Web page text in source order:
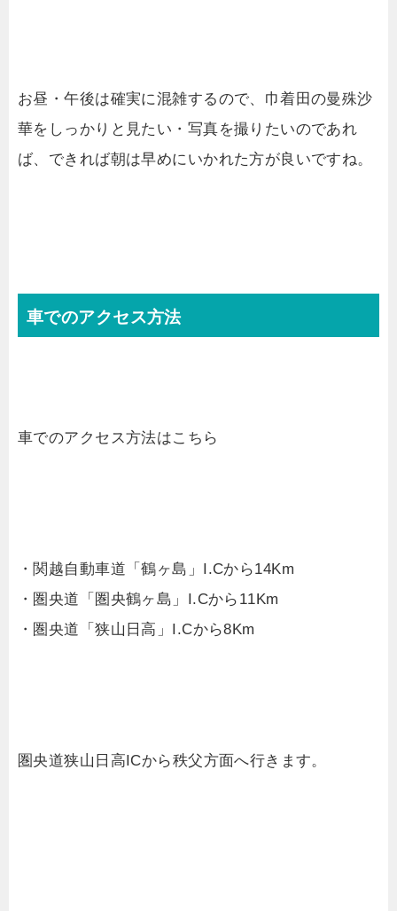
お昼・午後は確実に混雑するので、巾着田の曼殊沙
華をしっかりと見たい・写真を撮りたいのであれ
ば、できれば朝は早めにいかれた方が良いですね。
車でのアクセス方法
車でのアクセス方法はこちら
・関越自動車道「鶴ヶ島」I.Cから14Km
・圏央道「圏央鶴ヶ島」I.Cから11Km
・圏央道「狭山日高」I.Cから8Km
圏央道狭山日高ICから秩父方面へ行きます。